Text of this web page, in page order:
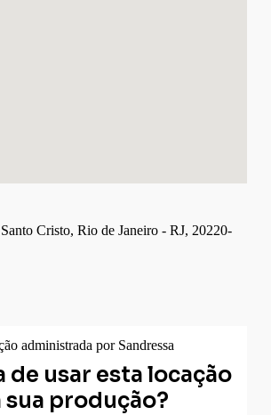
Cristo, Rio de Janeiro - RJ, 20220-
administrada por Sandressa
de usar esta locação
sua produção?